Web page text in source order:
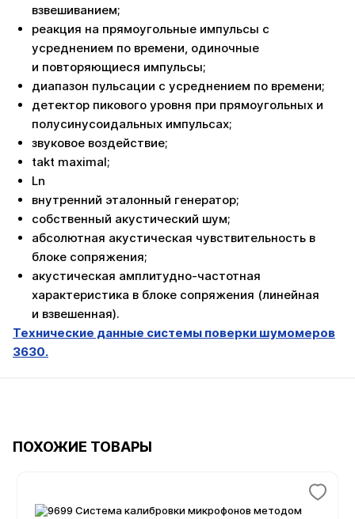
взвешиванием;
реакция на прямоугольные импульсы с
усреднением по времени, одиночные
и повторяющиеся импульсы;
диапазон пульсации с усреднением по времени;
детектор пикового уровня при прямоугольных и
полусинусоидальных импульсах;
звуковое воздействие;
takt maximal;
Ln
внутренний эталонный генератор;
собственный акустический шум;
абсолютная акустическая чувствительность в
блоке сопряжения;
акустическая амплитудно-частотная
характеристика в блоке сопряжения (линейная
и взвешенная).
Технические данные системы поверки шумомеров
3630.
ПОХОЖИЕ ТОВАРЫ